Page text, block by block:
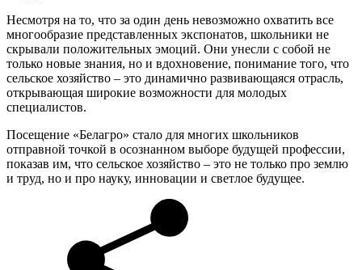
Несмотря на то, что за один день невозможно охватить все
многообразие представленных экспонатов, школьники не
скрывали положительных эмоций. Они унесли с собой не
только новые знания, но и вдохновение, понимание того, что
сельское хозяйство – это динамично развивающаяся отрасль,
открывающая широкие возможности для молодых
специалистов.
Посещение «Белагро» стало для многих школьников
отправной точкой в осознанном выборе будущей профессии,
показав им, что сельское хозяйство – это не только про землю
и труд, но и про науку, инновации и светлое будущее.